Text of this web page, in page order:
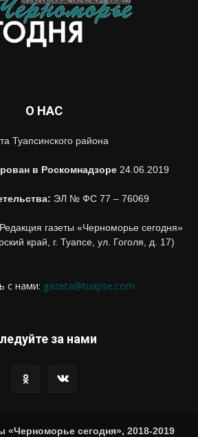
О НАС
Туапсинского района
в Роскомнадзоре 24.06.2019
ЭЛ № ФС 77 – 76069
газеты «Черноморье сегодня»
край, г. Туапсе, ул. Гоголя, д. 17)
с нами: gazeta@tuapse.com
за нами
«Черноморье сегодня», 2018-2019